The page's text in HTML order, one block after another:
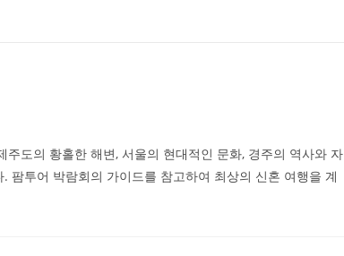
도의 황홀한 해변, 서울의 현대적인 문화, 경주의 역사와 자
팜투어 박람회의 가이드를 참고하여 최상의 신혼 여행을 계